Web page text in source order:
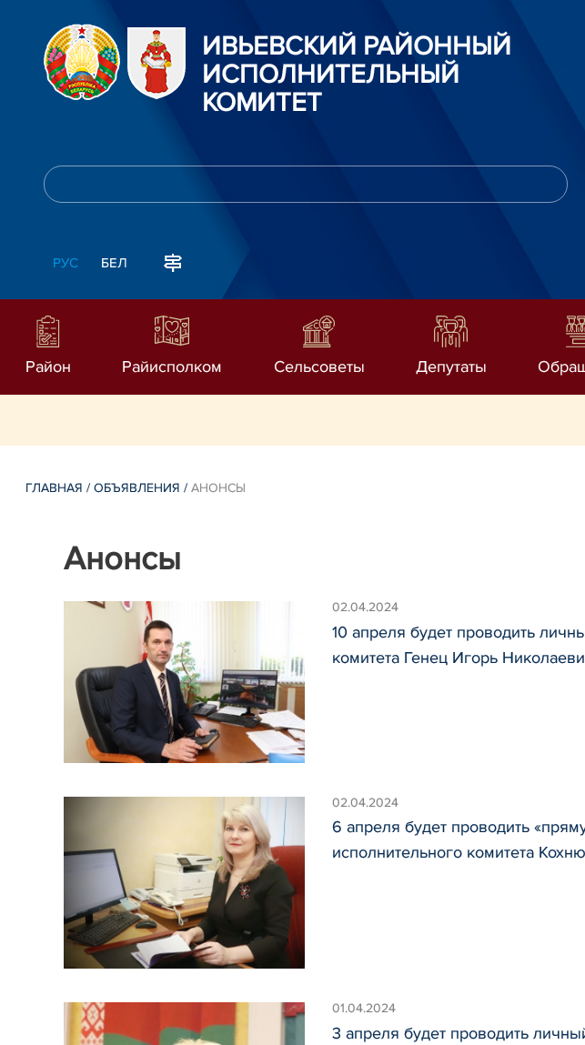
ИВЬЕВСКИЙ РАЙОННЫЙ
ИСПОЛНИТЕЛЬНЫЙ
КОМИТЕТ
РУС БЕЛ
Район Райисполком Сельсоветы Депутаты
ГЛАВНАЯ /ОБЪЯВЛЕНИЯ /АНОНСЫ
Анонсы
02.04.2024
10 апреля будет проводить
комитета Генец Игорь
02.04.2024
6 апреля будет проводить
исполнительного комитета
01.04.2024
3 апреля будет проводить